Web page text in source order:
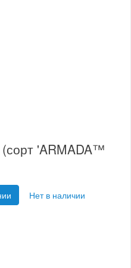
'ARMADA™
Нет в наличии